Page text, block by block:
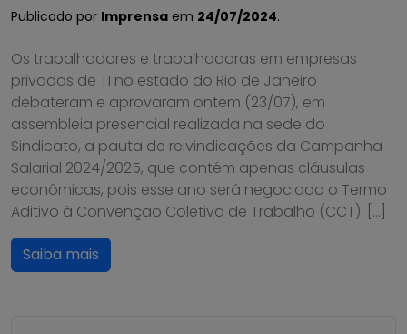
Publicado por Imprensa em 24/07/2024.
Os trabalhadores e trabalhadoras em empresas
privadas de TI no estado do Rio de Janeiro
debateram e aprovaram ontem (23/07), em
assembleia presencial realizada na sede do
Sindicato, a pauta de reivindicações da Campanha
Salarial 2024/2025, que contém apenas cláusulas
econômicas, pois esse ano será negociado o Termo
Aditivo à Convenção Coletiva de Trabalho (CCT). […]
Saiba mais